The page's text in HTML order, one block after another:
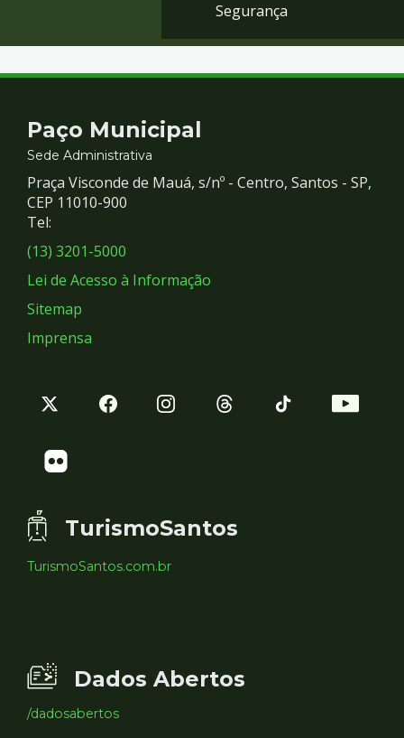
Segurança
Contato
e
Redes
Sociais
Paço Municipal
Sede Administrativa
Praça Visconde de Mauá, s/nº - Centro, Santos - SP,
CEP 11010-900
Tel:
(13) 3201-5000
Lei de Acesso à Informação
Sitemap
Imprensa
TurismoSantos
TurismoSantos.com.br
Dados Abertos
/dadosabertos